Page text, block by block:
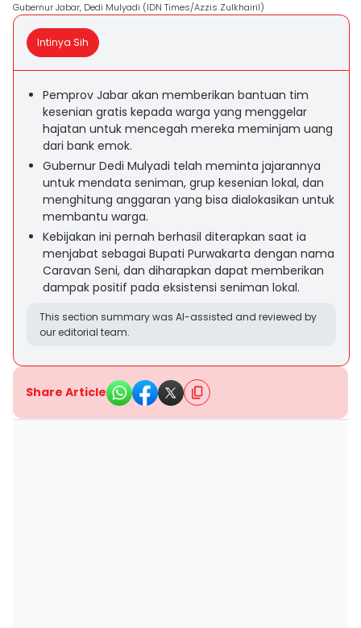
Gubernur Jabar, Dedi Mulyadi (IDN Times/Azzis Zulkhairil)
Intinya Sih
Pemprov Jabar akan memberikan bantuan tim
kesenian gratis kepada warga yang menggelar
hajatan untuk mencegah mereka meminjam uang
dari bank emok.
Gubernur Dedi Mulyadi telah meminta jajarannya
untuk mendata seniman, grup kesenian lokal, dan
menghitung anggaran yang bisa dialokasikan untuk
membantu warga.
Kebijakan ini pernah berhasil diterapkan saat ia
menjabat sebagai Bupati Purwakarta dengan nama
Caravan Seni, dan diharapkan dapat memberikan
dampak positif pada eksistensi seniman lokal.
This section summary was AI-assisted and reviewed by
our editorial team.
Share Article